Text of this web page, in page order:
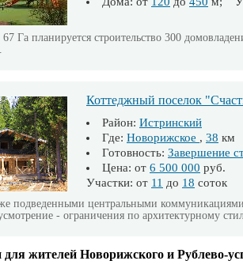
Га планируется строительство 300
Коттеджный поселок
Район: Истринский
Где: Новорижское , 38 км
Готовность: Завершение
Цена: от 6 500 000 руб.
Участки: от 11 до 18 соток
подведенными центральными
- ограничения по архитектурному
для жителей Новорижского и Рублево-